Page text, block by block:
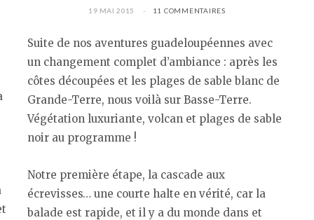
19 MAI 2015 11 COMMENTAIRES
Suite de nos aventures guadeloupéennes avec
un changement complet d’ambiance : après les
côtes découpées et les plages de sable blanc de
Grande-Terre, nous voilà sur Basse-Terre.
Végétation luxuriante, volcan et plages de sable
noir au programme !
Notre première étape, la cascade aux
écrevisses… une courte halte en vérité, car la
balade est rapide, et il y a du monde dans et